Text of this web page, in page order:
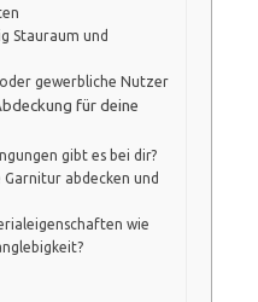
Stauraum und
gewerbliche Nutzer
für deine
gibt es bei dir?
abdecken und
wie